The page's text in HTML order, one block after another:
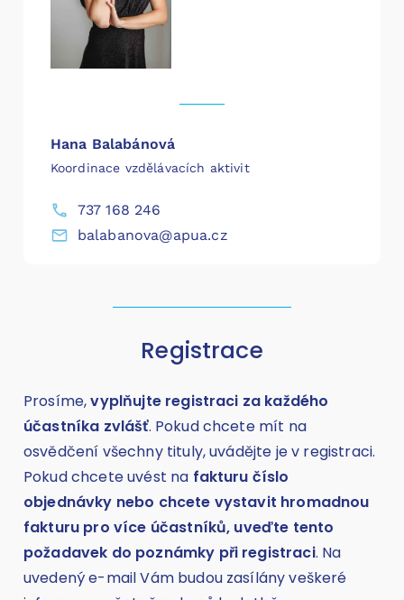
Hana Balabánová
Koordinace vzdělávacích aktivit
737 168 246
balabanova@apua.cz
Registrace
Prosíme,vyplňujte registraci za každého
účastníka zvlášť. Pokud chcete mít na
osvědčení všechny tituly, uvádějte je v registraci.
Pokud chcete uvést na fakturu číslo
objednávky nebo chcete vystavit hromadnou
fakturu pro více účastníků, uveďte tento
požadavek do poznámky při registraci. Na
uvedený e-mail Vám budou zasílány veškeré